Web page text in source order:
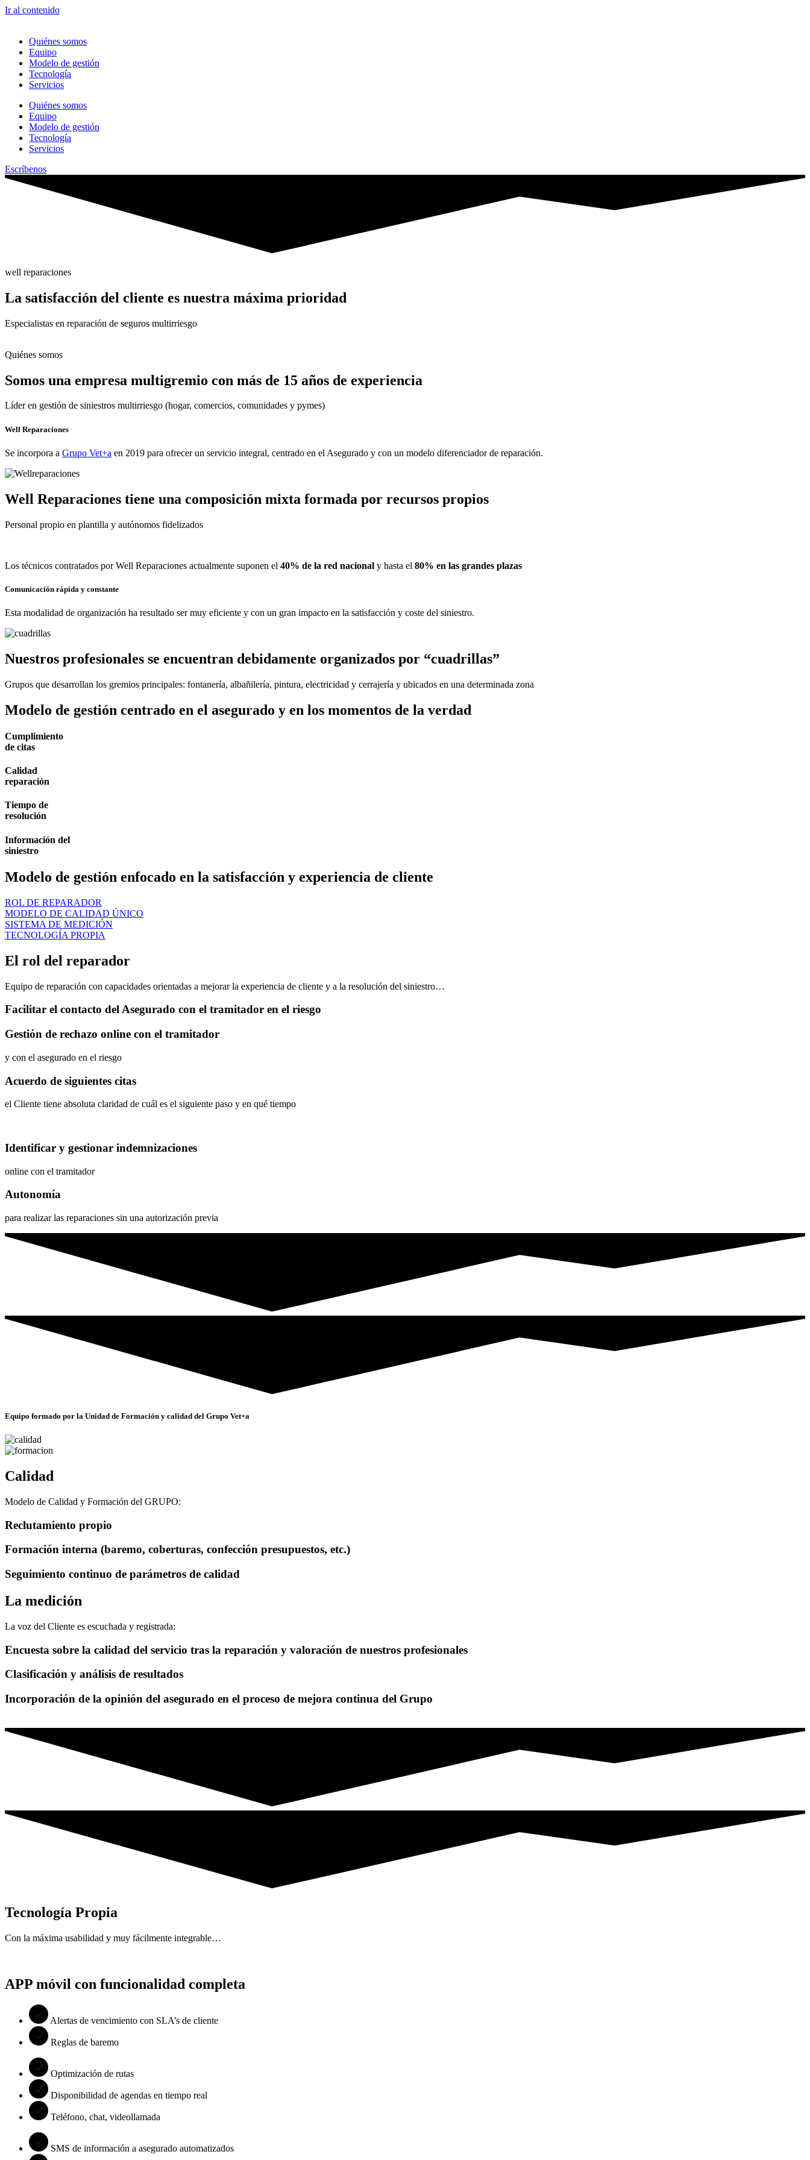
Ir al contenido
Quiénes somos
Equipo
Modelo de gestión
Tecnología
Servicios
Quiénes somos
Equipo
Modelo de gestión
Tecnología
Servicios
Escríbenos
well reparaciones
La satisfacción del cliente es nuestra máxima prioridad
Especialistas en reparación de seguros multirriesgo
Quiénes somos
Somos una empresa multigremio con más de 15 años de experiencia
Líder en gestión de siniestros multirriesgo (hogar, comercios, comunidades y pymes)
Well Reparaciones
Se incorpora a Grupo Vet+a en 2019 para ofrecer un servicio integral, centrado en el Asegurado y con un modelo diferenciador de reparación.
Well Reparaciones tiene una composición mixta formada por recursos propios
Personal propio en plantilla y autónomos fidelizados
Los técnicos contratados por Well Reparaciones actualmente suponen el 40% de la red nacional y hasta el 80% en las grandes plazas
Comunicación rápida y constante
Esta modalidad de organización ha resultado ser muy eficiente y con un gran impacto en la satisfacción y coste del siniestro.
Nuestros profesionales se encuentran debidamente organizados por “cuadrillas”
Grupos que desarrollan los gremios principales: fontanería, albañilería, pintura, electricidad y cerrajería y ubicados en una determinada zona
Modelo de gestión centrado en el asegurado y en los momentos de la verdad
Cumplimiento
de citas
Calidad
reparación
Tiempo de
resolución
Información del
siniestro
Modelo de gestión enfocado en la satisfacción y experiencia de cliente
ROL DE REPARADOR
MODELO DE CALIDAD ÚNICO
SISTEMA DE MEDICIÓN
TECNOLOGÍA PROPIA
El rol del reparador
Equipo de reparación con capacidades orientadas a mejorar la experiencia de cliente y a la resolución del siniestro…
Facilitar el contacto del Asegurado con el tramitador en el riesgo
Gestión de rechazo online con el tramitador
y con el asegurado en el riesgo
Acuerdo de siguientes citas
el Cliente tiene absoluta claridad de cuál es el siguiente paso y en qué tiempo
Identificar y gestionar indemnizaciones
online con el tramitador
Autonomía
para realizar las reparaciones sin una autorización previa
Equipo formado por la Unidad de Formación y calidad del Grupo Vet+a
Calidad
Modelo de Calidad y Formación del GRUPO:
Reclutamiento propio
Formación interna (baremo, coberturas, confección presupuestos, etc.)
Seguimiento continuo de parámetros de calidad
La medición
La voz del Cliente es escuchada y registrada:
Encuesta sobre la calidad del servicio tras la reparación y valoración de nuestros profesionales
Clasificación y análisis de resultados
Incorporación de la opinión del asegurado en el proceso de mejora continua del Grupo
Tecnología Propia
Con la máxima usabilidad y muy fácilmente integrable…
APP móvil con funcionalidad completa
Alertas de vencimiento con SLA’s de cliente
Reglas de baremo
Optimización de rutas
Disponibilidad de agendas en tiempo real
Teléfono, chat, videollamada
SMS de información a asegurado automatizados